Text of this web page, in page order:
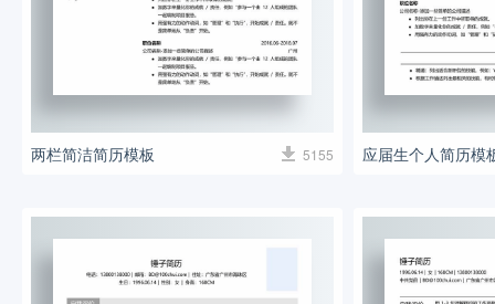
两栏简洁简历模板 5155 应届生个人简历模